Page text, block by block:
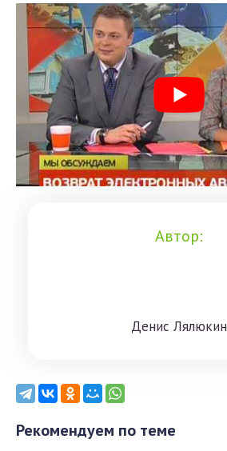
Автор:
Дeниc Лялюкин
Рекомендуем по теме